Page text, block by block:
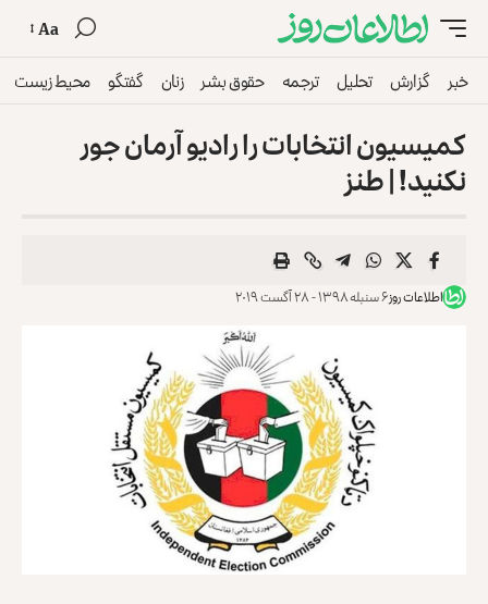
Aa
خبر گزارش تحلیل ترجمه حقوق بشر زنان گفتگو محیط زیست
کمیسیون انتخابات را رادیو آرمان جور
نکنید! | طنز
اطلاعات روز۶ سنبله ۱۳۹۸ - ۲۸ آگست ۲۰۱۹